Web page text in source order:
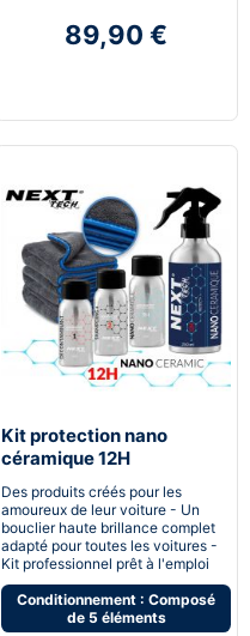
89,90 €
Kit protection nano
céramique 12H
Des produits créés pour les
amoureux de leur voiture - Un
bouclier haute brillance complet
adapté pour toutes les voitures -
Kit professionnel prêt à l'emploi
Conditionnement : Composé
de 5 éléments